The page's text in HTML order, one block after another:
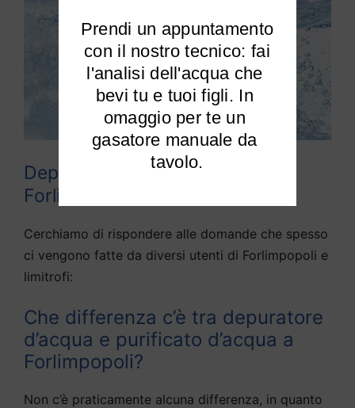
Depuratori acqua domestici
Forlimpopoli
Cerchiamo di rispondere alle domande che spesso
ci vengono fatte da diversi utenti di Forlimpopoli e
limitrofi:
Che differenza c’è tra depuratore
d’acqua e purificato d’acqua a
Forlimpopoli?
Non c’è praticamente alcuna differenza, in quanto
Prendi un appuntamento
l'analisi dell'acqua che
bevi tu e tuoi figli. In
omaggio per te un
gasatore manuale da
tavolo.